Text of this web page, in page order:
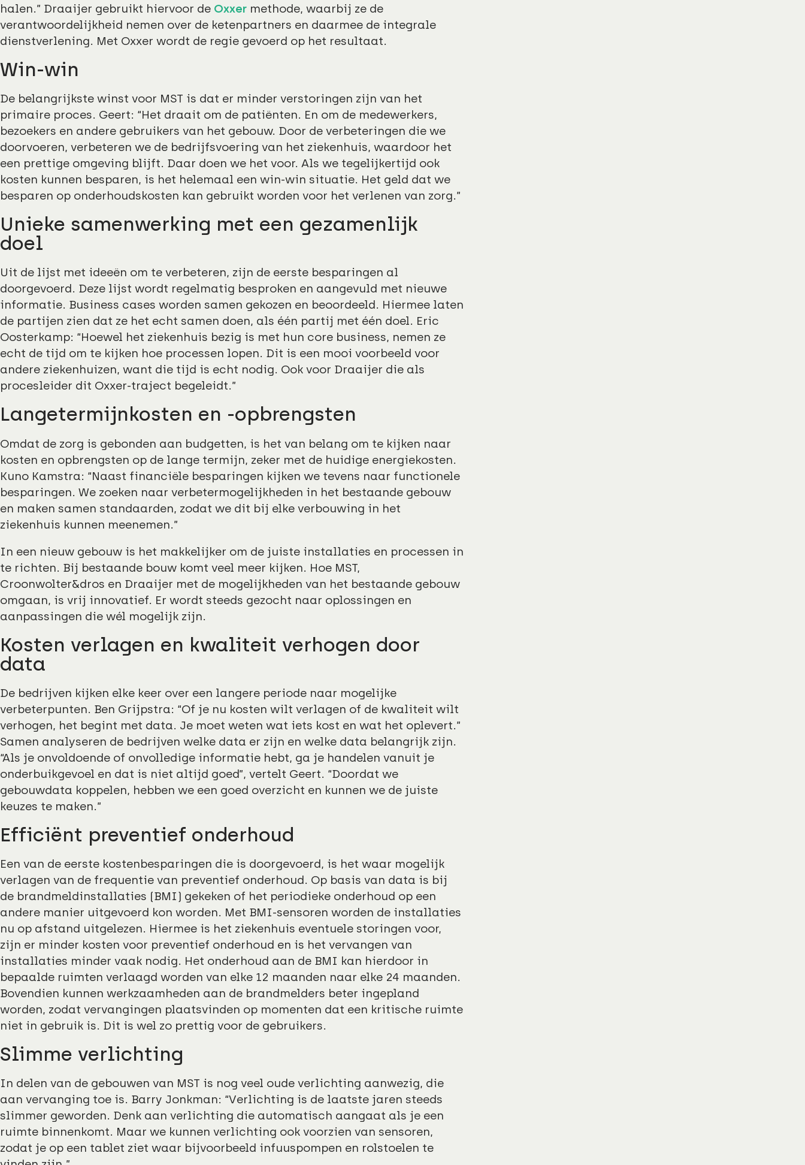
halen.” Draaijer gebruikt hiervoor de Oxxer methode, waarbij ze de
verantwoordelijkheid nemen over de ketenpartners en daarmee de integrale
dienstverlening. Met Oxxer wordt de regie gevoerd op het resultaat.
Win-win
De belangrijkste winst voor MST is dat er minder verstoringen zijn van het
primaire proces. Geert: “Het draait om de patiënten. En om de medewerkers,
bezoekers en andere gebruikers van het gebouw. Door de verbeteringen die we
doorvoeren, verbeteren we de bedrijfsvoering van het ziekenhuis, waardoor het
een prettige omgeving blijft. Daar doen we het voor. Als we tegelijkertijd ook
kosten kunnen besparen, is het helemaal een win-win situatie. Het geld dat we
besparen op onderhoudskosten kan gebruikt worden voor het verlenen van zorg.”
Unieke samenwerking met een gezamenlijk
doel
Uit de lijst met ideeën om te verbeteren, zijn de eerste besparingen al
doorgevoerd. Deze lijst wordt regelmatig besproken en aangevuld met nieuwe
informatie. Business cases worden samen gekozen en beoordeeld. Hiermee laten
de partijen zien dat ze het echt samen doen, als één partij met één doel. Eric
Oosterkamp: “Hoewel het ziekenhuis bezig is met hun core business, nemen ze
echt de tijd om te kijken hoe processen lopen. Dit is een mooi voorbeeld voor
andere ziekenhuizen, want die tijd is echt nodig. Ook voor Draaijer die als
procesleider dit Oxxer-traject begeleidt.”
Langetermijnkosten en -opbrengsten
Omdat de zorg is gebonden aan budgetten, is het van belang om te kijken naar
kosten en opbrengsten op de lange termijn, zeker met de huidige energiekosten.
Kuno Kamstra: “Naast financiële besparingen kijken we tevens naar functionele
besparingen. We zoeken naar verbetermogelijkheden in het bestaande gebouw
en maken samen standaarden, zodat we dit bij elke verbouwing in het
ziekenhuis kunnen meenemen.”
In een nieuw gebouw is het makkelijker om de juiste installaties en processen in
te richten. Bij bestaande bouw komt veel meer kijken. Hoe MST,
Croonwolter&dros en Draaijer met de mogelijkheden van het bestaande gebouw
omgaan, is vrij innovatief. Er wordt steeds gezocht naar oplossingen en
aanpassingen die wél mogelijk zijn.
Kosten verlagen en kwaliteit verhogen door
data
De bedrijven kijken elke keer over een langere periode naar mogelijke
verbeterpunten. Ben Grijpstra: “Of je nu kosten wilt verlagen of de kwaliteit wilt
verhogen, het begint met data. Je moet weten wat iets kost en wat het oplevert.”
Samen analyseren de bedrijven welke data er zijn en welke data belangrijk zijn.
“Als je onvoldoende of onvolledige informatie hebt, ga je handelen vanuit je
onderbuikgevoel en dat is niet altijd goed”, vertelt Geert. “Doordat we
gebouwdata koppelen, hebben we een goed overzicht en kunnen we de juiste
keuzes te maken.”
Efficiënt preventief onderhoud
Een van de eerste kostenbesparingen die is doorgevoerd, is het waar mogelijk
verlagen van de frequentie van preventief onderhoud. Op basis van data is bij
de brandmeldinstallaties (BMI) gekeken of het periodieke onderhoud op een
andere manier uitgevoerd kon worden. Met BMI-sensoren worden de installaties
nu op afstand uitgelezen. Hiermee is het ziekenhuis eventuele storingen voor,
zijn er minder kosten voor preventief onderhoud en is het vervangen van
installaties minder vaak nodig. Het onderhoud aan de BMI kan hierdoor in
bepaalde ruimten verlaagd worden van elke 12 maanden naar elke 24 maanden.
Bovendien kunnen werkzaamheden aan de brandmelders beter ingepland
worden, zodat vervangingen plaatsvinden op momenten dat een kritische ruimte
niet in gebruik is. Dit is wel zo prettig voor de gebruikers.
Slimme verlichting
In delen van de gebouwen van MST is nog veel oude verlichting aanwezig, die
aan vervanging toe is. Barry Jonkman: “Verlichting is de laatste jaren steeds
slimmer geworden. Denk aan verlichting die automatisch aangaat als je een
ruimte binnenkomt. Maar we kunnen verlichting ook voorzien van sensoren,
zodat je op een tablet ziet waar bijvoorbeeld infuuspompen en rolstoelen te